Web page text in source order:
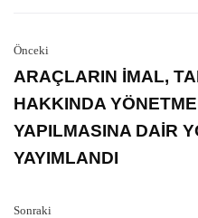
Önceki
ARAÇLARIN İMAL,
HAKKINDA
YAPILMASINA DAİR
YAYIMLANDI
Sonraki